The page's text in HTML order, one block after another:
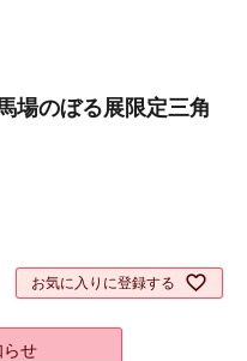
場のぼる展限定三角
お気に入りに登録する
らせ